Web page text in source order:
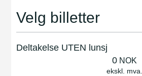
Velg billetter
Deltakelse UTEN lunsj
0 NOK
ekskl. mva.